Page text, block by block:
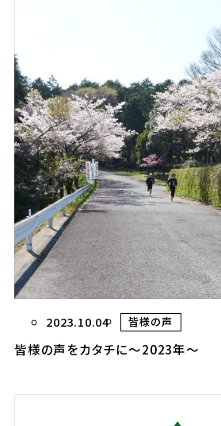
2023.10.04 皆様の声
皆様の声をカタチに〜2023年〜